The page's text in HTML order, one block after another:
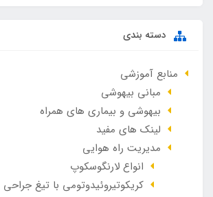
دسته بندی
منابع آموزشی
مبانی بیهوشی
بیهوشی و بیماری های همراه
لینک های مفید
مدیریت راه هوایی
انواع لارنگوسکوپ
کریکوتیروئیدوتومی با تیغ جراحی